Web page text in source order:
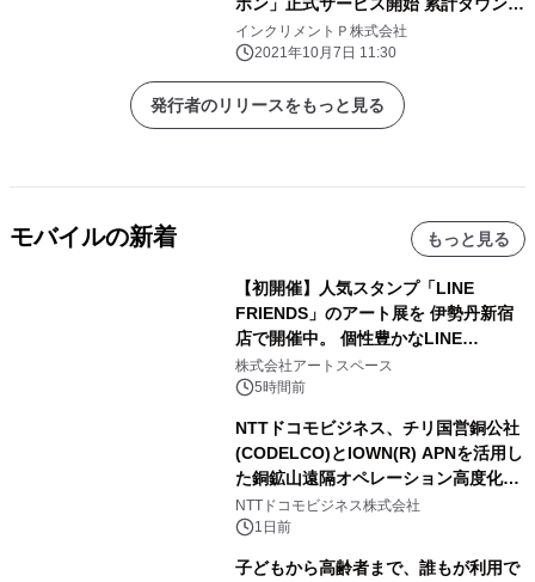
ード数450万を超える「トリマ」ユー
ザーに向けて、 活動エリアや属性を活
用した販促が初期費用なし・月額
1,000円から利用可能
インクリメントＰ株式会社
2021年10月7日 11:30
発行者のリリースをもっと見る
モバイルの新着 もっと見る
【初開催】人気スタンプ「LINE
FRIENDS」のアート展を 伊勢丹新宿
店で開催中。 個性豊かなLINE
FRIENDSの仲間たちが インテリアア
ートとして新たな魅力を発信。
株式会社アートスペース
5時間前
NTTドコモビジネス、チリ国営銅公社
(CODELCO)とIOWN(R) APNを活用し
た銅鉱山遠隔オペレーション高度化に
向けた調査・実証を開始
NTTドコモビジネス株式会社
1日前
子どもから高齢者まで、誰もが利用で